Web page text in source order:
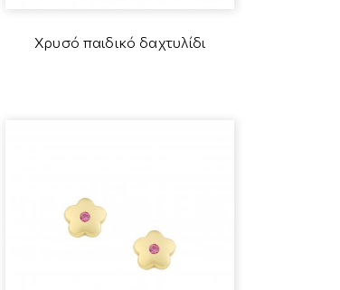
Χρυσό παιδικό δαχτυλίδι